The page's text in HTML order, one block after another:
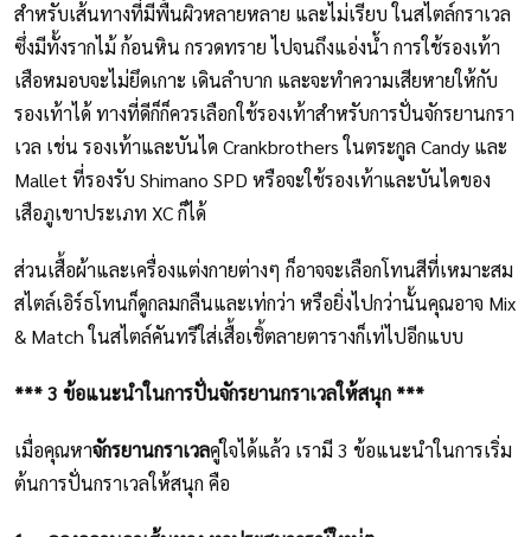
สำหรับเส้นทางที่มีพื้นผิวหลายหลาย และไม่เรียบ ในสไตล์กราเวล
ซึ่งมีทั้งรากไม้ ก้อนหิน กรวดทราย ไปจนถึงแอ่งน้ำ การใช้รองเท้า
เสือหมอบจะไม่ยึดเกาะ เดินลำบาก และจะทำความเสียหายให้กับ
รองเท้าได้ ทางที่ดีก็ก็ควรเลือกใช้รองเท้าสำหรับการปั่นจักรยานกรา
เวล เช่น รองเท้าและบันได Crankbrothers ในตระกูล Candy และ
Mallet ที่รองรับ Shimano SPD หรือจะใช้รองเท้าและบันไดของ
เสือภูเขาประเภท XC ก็ได้
ส่วนเสื้อผ้าและเครื่องแต่งกายต่างๆ ก็อาจจะเลือกโทนสีที่เหมาะสม
สไตล์เอิร์ธโทนก็ดูกลมกลืนและเท่กว่า หรือยิ่งไปกว่านั้นคุณอาจ Mix
& Match ในสไตล์คันทรีใส่เสื้อเชิ้ตลายตารางก็เท่ไปอีกแบบ
*** 3 ข้อแนะนำในการปั่นจักรยานกราเวลให้สนุก ***
เมื่อคุณหาจักรยานกราเวลคู่ใจได้แล้ว เรามี 3 ข้อแนะนำในการเริ่ม
ต้นการปั่นกราเวลให้สนุก คือ